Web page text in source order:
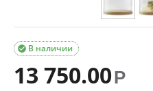
В наличии

13 750.00Р